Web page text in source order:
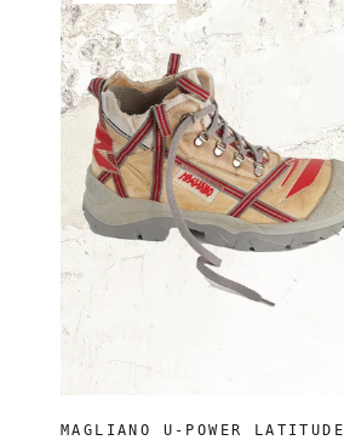
MAGLIANO U-POWER LATITUDE